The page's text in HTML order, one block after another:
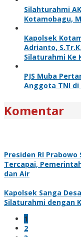
Silahturahmi
Kotamobagu,
Kapolsek
Adrianto,
Silaturahmi Ke
PJS Muba
Anggota TNI di
Komentar
Presiden RI
Tercapai,
dan Air
Kapolsek Sanga
Silaturahmi dengan
1
2